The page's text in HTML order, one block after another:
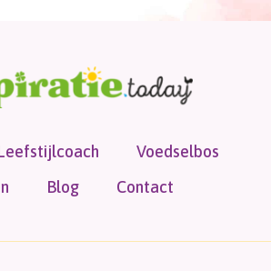
Voedselbos
Blog Contact